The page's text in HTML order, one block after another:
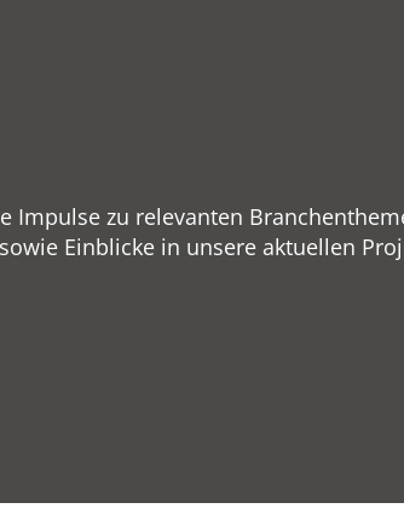
Impulse zu relevanten
Einblicke in unsere aktuellen